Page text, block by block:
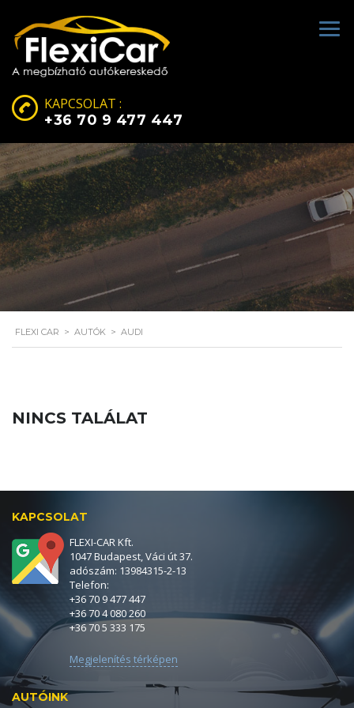
KAPCSOLAT :
+36 70 9 477 447
FLEXI CAR > AUTÓK > AUDI
NINCS TALÁLAT
KAPCSOLAT
FLEXI-CAR Kft.
1047 Budapest, Váci út 37.
adószám: 13984315-2-13
Telefon:
+36 70 9 477 447
+36 70 4 080 260
+36 70 5 333 175
Megjelenítés térképen
AUTÓINK